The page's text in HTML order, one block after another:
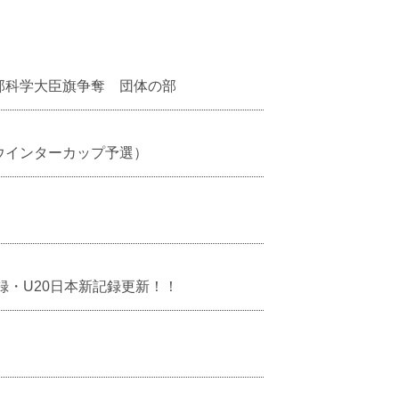
科学大臣旗争奪 団体の部
ンターカップ予選）
U20日本新記録更新！！